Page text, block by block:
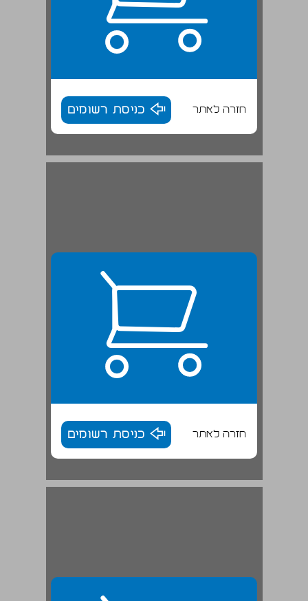
חזרה לאתר כניסת רשומים
חזרה לאתר כניסת רשומים